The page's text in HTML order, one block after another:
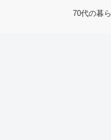
70代の暮